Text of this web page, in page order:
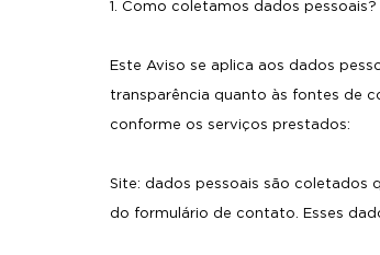
1. Como coletamos dados pessoais?
Este Aviso se aplica aos dados
transparência quanto às fontes de
conforme os serviços prestados:
Site: dados pessoais são coletados
do formulário de contato. Esses